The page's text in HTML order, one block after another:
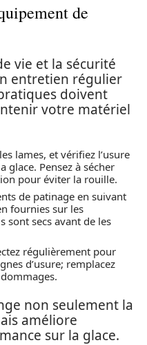
de
vie et la sécurité
entretien régulier
doivent
votre matériel
lames, et vérifiez l’usure
glace. Pensez à sécher
pour éviter la rouille.
de patinage en suivant
fournies sur les
sont secs avant de les
régulièrement pour
d’usure; remplacez
non seulement la
améliore
sur la glace.